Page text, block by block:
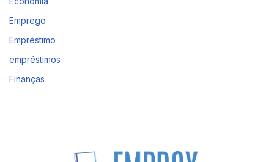
Emprego
Empréstimo
empréstimos
Finanças